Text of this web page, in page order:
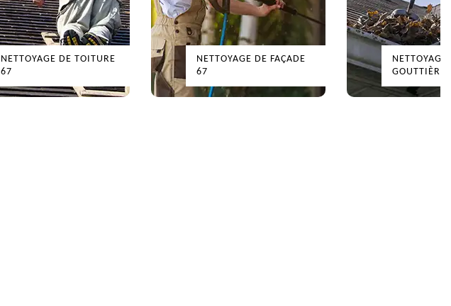
NETTOYAGE DE TOITURE
67
NETTOYAGE DE FAÇADE
67
NETTOYAGE